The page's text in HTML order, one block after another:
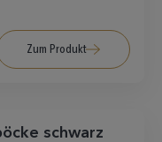
Zum Produkt
schwarz